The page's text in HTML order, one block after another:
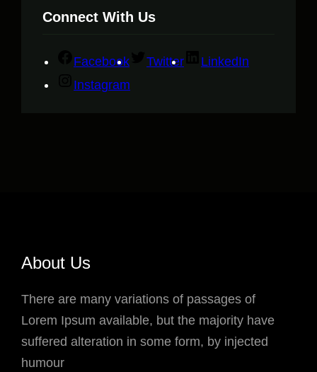
Connect With Us
Facebook Twitter
LinkedIn
Instagram
About Us
There are many variations of passages of
Lorem Ipsum available, but the majority have
suffered alteration in some form, by injected
humour